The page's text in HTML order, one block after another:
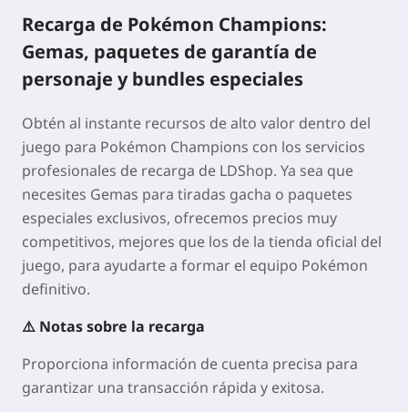
Recarga de Pokémon Champions:
Gemas, paquetes de garantía de
personaje y bundles especiales
Obtén al instante recursos de alto valor dentro del
juego para Pokémon Champions con los servicios
profesionales de recarga de LDShop. Ya sea que
necesites Gemas para tiradas gacha o paquetes
especiales exclusivos, ofrecemos precios muy
competitivos, mejores que los de la tienda oficial del
juego, para ayudarte a formar el equipo Pokémon
definitivo.
⚠️ Notas sobre la recarga
Proporciona información de cuenta precisa para
garantizar una transacción rápida y exitosa.